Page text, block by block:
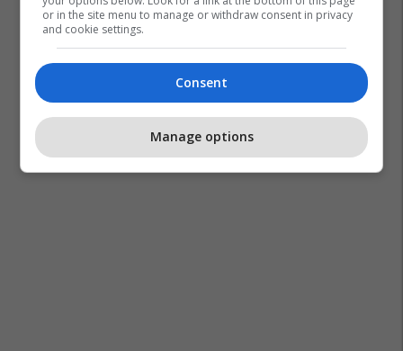
or in the site menu to manage or withdraw consent in privacy
and cookie settings.
Consent
Manage options